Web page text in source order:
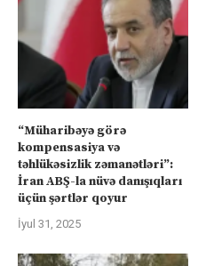
“Müharibəyə görə
kompensasiya və
təhlükəsizlik zəmanətləri”:
İran ABŞ-la nüvə danışıqları
üçün şərtlər qoyur
İyul 31, 2025